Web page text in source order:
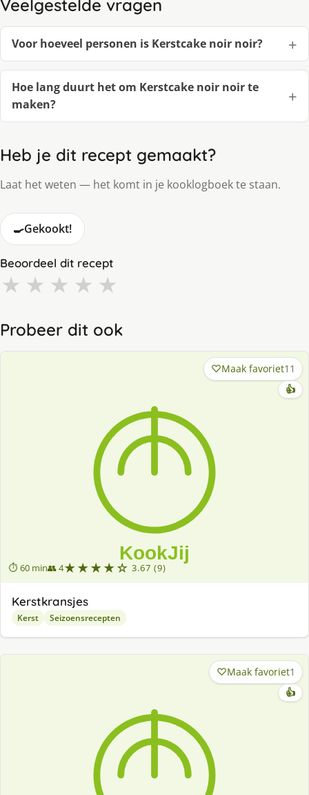
Veelgestelde vragen
Voor hoeveel personen is Kerstcake noir noir?
Hoe lang duurt het om Kerstcake noir noir te
maken?
Heb je dit recept gemaakt?
Laat het weten — het komt in je kooklogboek te staan.
🍳Gekookt!
Beoordeel dit recept
★ ★ ★ ★ ★
Probeer dit ook
⏱ 60 min👥 4★★★★☆ 3.67 (9)
Maak favoriet11
👍
Kerstkransjes
Kerst Seizoensrecepten
Maak favoriet1
👍